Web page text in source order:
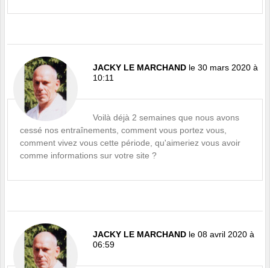
JACKY LE MARCHAND le 30 mars 2020 à
10:11
Voilà déjà 2 semaines que nous avons
cessé nos entraînements, comment vous portez vous,
comment vivez vous cette période, qu'aimeriez vous avoir
comme informations sur votre site ?
JACKY LE MARCHAND le 08 avril 2020 à
06:59